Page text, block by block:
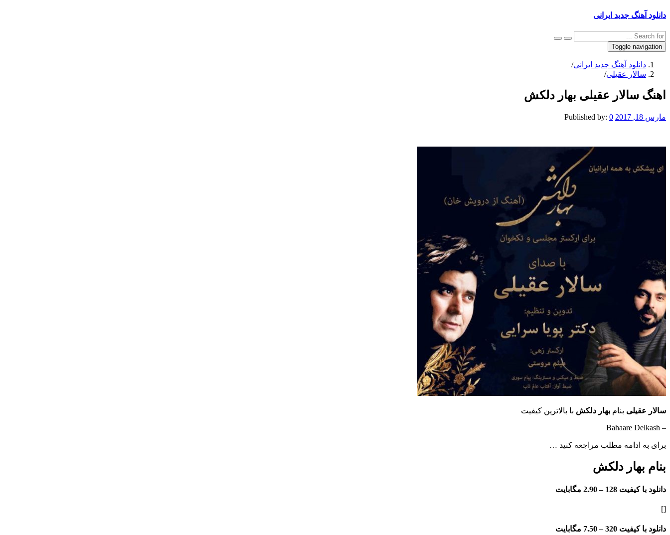
دانلود آهنگ جدید ایرانی
Toggle navigation
دانلود آهنگ جدید ایرانی/
سالار عقیلی/
اهنگ سالار عقیلی بهار دلکش
مارس 18, 2017 Published by: 0
سالار عقیلی بنام بهار دلکش با بالاترین کیفیت
– Bahaare Delkash
برای به ادامه مطلب مراجعه کنید …
بنام بهار دلکش
دانلود با کیفیت 128 – 2.90 مگابایت
[]
دانلود با کیفیت 320 – 7.50 مگابایت